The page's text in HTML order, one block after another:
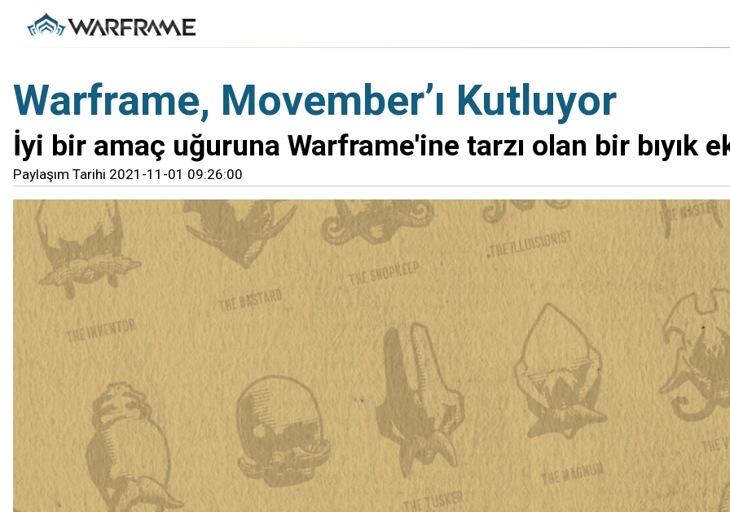
Warframe, Movember’ı Kutluyor
İyi bir amaç uğuruna Warframe'ine tarzı olan bir bıyık
Paylaşım Tarihi 2021-11-01 09:26:00